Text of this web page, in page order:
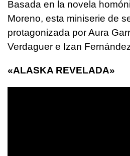
Basada en la novela
Moreno, esta miniserie de
protagonizada por Aura
Verdaguer e Izan
«ALASKA REVELADA»